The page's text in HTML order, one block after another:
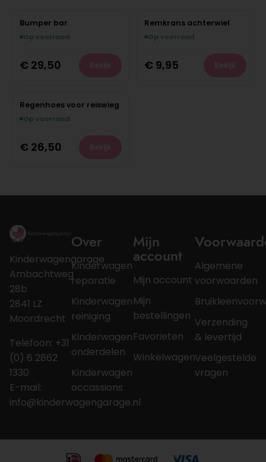
Bumper bar
Op voorraad
€ 29,50
Remkrans achterwiel
Op voorraad
€ 9,95
Regenhoes voor reiswieg
Op voorraad
€ 26,50
Kinderwagengarage
Ambachtweg
28b
2841 LZ
Moordrecht
Telefoon: +31
(0) 6 2862
1330
E-mail:
info@kinderwagengarage.nl
Over
Kinderwagen
reparatie
Kinderwagen
reiniging
Kinderwagen
onderdelen
Kinderwagen
occassions
Mijn
account
Mijn account
Mijn
bestellingen
Favorieten
Winkelwagen
Algemene
voorwaarden
Verzending
& levertijd
Veelgestelde
vragen